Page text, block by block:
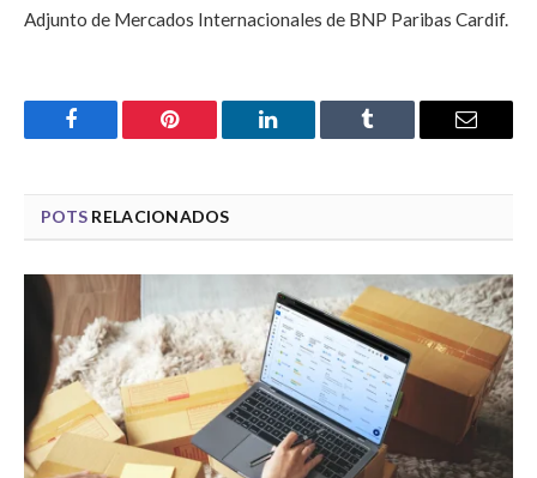
Adjunto de Mercados Internacionales de BNP Paribas Cardif.
Facebook Pinterest LinkedIn Tumblr Email
POTS RELACIONADOS